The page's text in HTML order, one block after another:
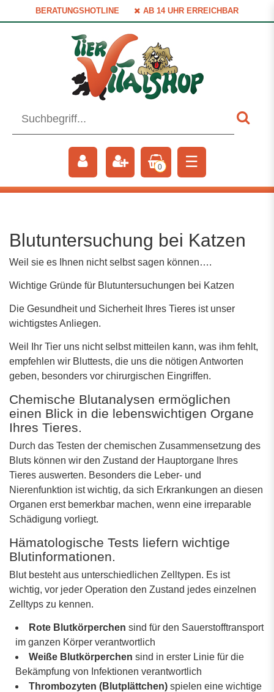
BERATUNGSHOTLINE AB 14 UHR ERREICHBAR
0 ☰
Blutuntersuchung bei Katzen
Weil sie es Ihnen nicht selbst sagen können….
Wichtige Gründe für Blutuntersuchungen bei Katzen
Die Gesundheit und Sicherheit Ihres Tieres ist unser
wichtigstes Anliegen.
Weil Ihr Tier uns nicht selbst mitteilen kann, was ihm fehlt,
empfehlen wir Bluttests, die uns die nötigen Antworten
geben, besonders vor chirurgischen Eingriffen.
Chemische Blutanalysen ermöglichen
einen Blick in die lebenswichtigen Organe
Ihres Tieres.
Durch das Testen der chemischen Zusammensetzung des
Bluts können wir den Zustand der Hauptorgane Ihres
Tieres auswerten. Besonders die Leber- und
Nierenfunktion ist wichtig, da sich Erkrankungen an diesen
Organen erst bemerkbar machen, wenn eine irreparable
Schädigung vorliegt.
Hämatologische Tests liefern wichtige
Blutinformationen.
Blut besteht aus unterschiedlichen Zelltypen. Es ist
wichtig, vor jeder Operation den Zustand jedes einzelnen
Zelltyps zu kennen.
Rote Blutkörperchen sind für den Sauerstofftransport
im ganzen Körper verantwortlich
Weiße Blutkörperchen sind in erster Linie für die
Bekämpfung von Infektionen verantwortlich
Thrombozyten (Blutplättchen) spielen eine wichtige